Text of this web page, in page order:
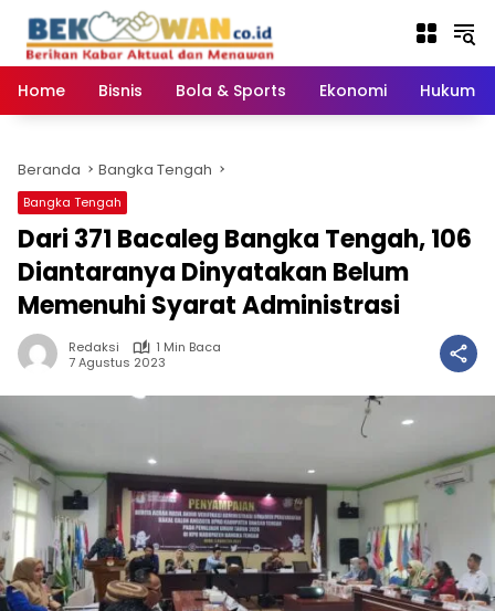
konten
Home
Bisnis Bola & Sports Ekonomi Hukum
Beranda Bangka Tengah
Bangka Tengah
Dari 371 Bacaleg Bangka Tengah, 106
Diantaranya Dinyatakan Belum
Memenuhi Syarat Administrasi
Redaksi
1 Min Baca
7 Agustus 2023